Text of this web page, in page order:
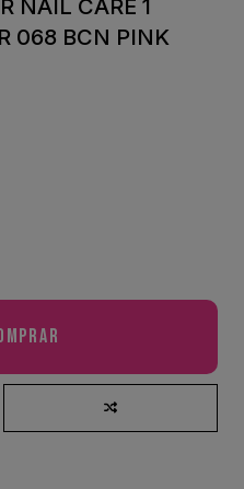
NAIL CARE 1
068 BCN PINK